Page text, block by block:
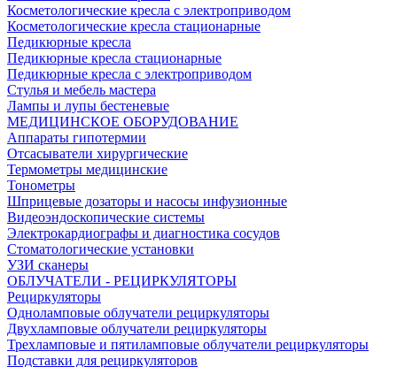
Косметологические кресла с электроприводом
Косметологические кресла стационарные
Педикюрные кресла
Педикюрные кресла стационарные
Педикюрные кресла с электроприводом
Стулья и мебель мастера
Лампы и лупы бестеневые
МЕДИЦИНСКОЕ ОБОРУДОВАНИЕ
Аппараты гипотермии
Отсасыватели хирургические
Термометры медицинские
Тонометры
Шприцевые дозаторы и насосы инфузионные
Видеоэндоскопические системы
Электрокардиографы и диагностика сосудов
Стоматологические установки
УЗИ сканеры
ОБЛУЧАТЕЛИ - РЕЦИРКУЛЯТОРЫ
Рециркуляторы
Одноламповые облучатели рециркуляторы
Двухламповые облучатели рециркуляторы
Трехламповые и пятиламповые облучатели рециркуляторы
Подставки для рециркуляторов